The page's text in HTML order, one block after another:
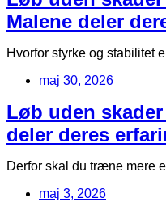
Malene deler
Hvorfor styrke og stabilitet
maj 30, 2026
Løb uden
deler deres
Derfor skal du træne mere
maj 3, 2026